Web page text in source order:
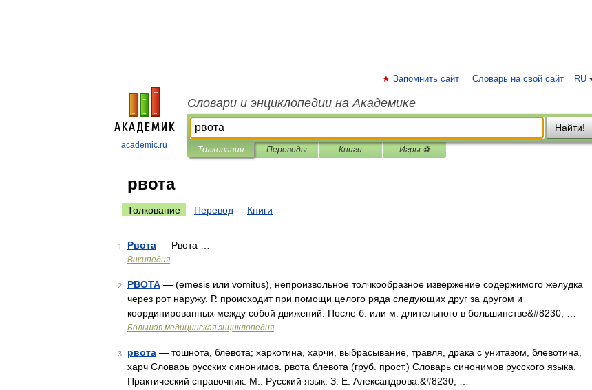
academic.ru
RU
Запомнить сайт Словарь на свой сайт
Словари и энциклопедии на Академике
Найти!
Толкования Переводы Книги Игры ⚽
рвота
Толкование Перевод Книги
1 Рвота — Рвота …
Википедия
2 РВОТА — (emesis или vomitus), непроизвольное толчкообразное извержение содержимого желудка
через рот наружу. Р. происходит при помощи целого ряда следующих друг за другом и
координированных между собой движений. После б. или м. длительного в большинстве&#8230; …
Большая медицинская энциклопедия
3 рвота — тошнота, блевота; харкотина, харчи, выбрасывание, травля, драка с унитазом, блевотина,
харч Словарь русских синонимов. рвота блевота (груб. прост.) Словарь синонимов русского языка.
Практический справочник. М.: Русский язык. З. Е. Александрова.&#8230; …